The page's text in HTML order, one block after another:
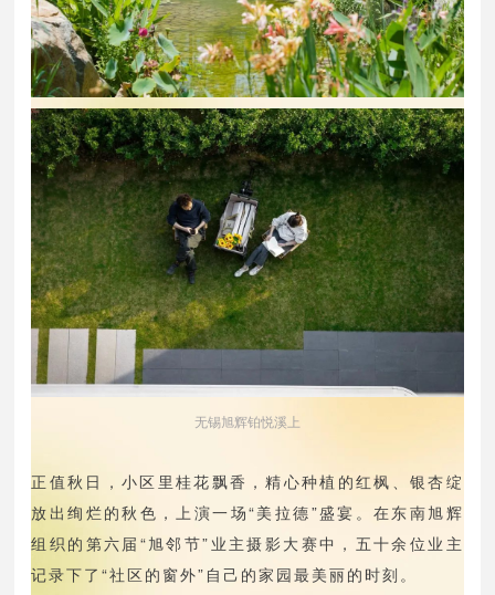
无锡旭辉铂悦溪上
正值秋日，小区里桂花飘香，精心种植的红枫、银杏绽
放出绚烂的秋色，上演一场“美拉德”盛宴。在东南旭辉
组织的第六届“旭邻节”业主摄影大赛中，五十余位业主
记录下了“社区的窗外”自己的家园最美丽的时刻。